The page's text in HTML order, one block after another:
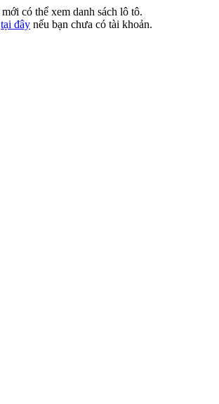
mới có thể xem danh sách lô tô.
tại đây nếu bạn chưa có tài khoản.